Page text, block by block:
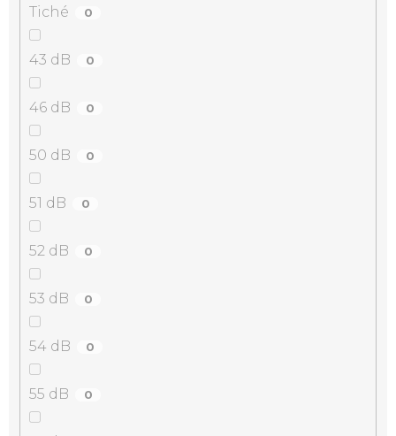
Tiché 0
43 dB 0
46 dB 0
50 dB 0
51 dB 0
52 dB 0
53 dB 0
54 dB 0
55 dB 0